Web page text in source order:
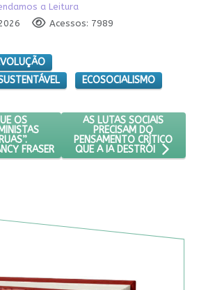
a Leitura
Acessos: 7989
ECOSOCIALISMO
“ESPERO QUE OS MOVIMENTOS
OS
FRASER
PRÓXIMO ARTIGO: AS
AS LUTAS SOCIAIS
PRECISAM DO
PENSAMENTO CRÍTICO
QUE A IA DESTRÓI